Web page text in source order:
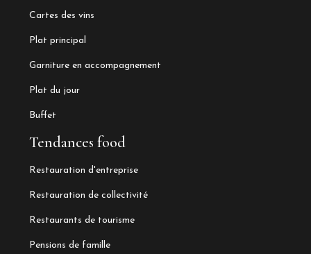
Cartes des vins
Plat principal
Garniture en accompagnement
Plat du jour
Buffet
Tendances food
Restauration d'entreprise
Restauration de collectivité
Restaurants de tourisme
Pensions de famille